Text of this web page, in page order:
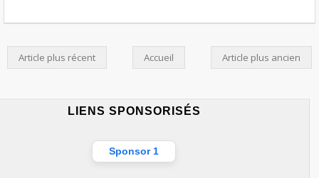
Article plus récent Article plus ancien
Accueil
LIENS SPONSORISÉS
Sponsor 1